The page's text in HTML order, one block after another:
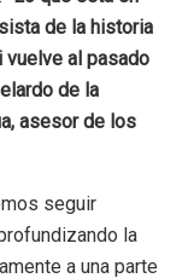
de la historia
vuelve al pasado
de la
asesor de los
seguir
la
a una parte